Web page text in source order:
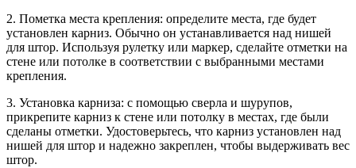
2. Пометка места крепления: определите места, где будет
установлен карниз. Обычно он устанавливается над нишей
для штор. Используя рулетку или маркер, сделайте отметки на
стене или потолке в соответствии с выбранными местами
крепления.
3. Установка карниза: с помощью сверла и шурупов,
прикрепите карниз к стене или потолку в местах, где были
сделаны отметки. Удостоверьтесь, что карниз установлен над
нишей для штор и надежно закреплен, чтобы выдерживать вес
штор.